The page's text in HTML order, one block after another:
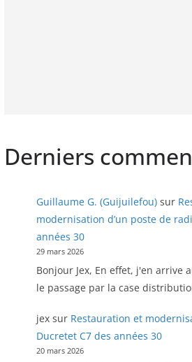
Derniers
Guillaume G. (Guijuilefou)sur
modernisation d’un poste de
années 30
29 mars 2026
Bonjour Jex, En effet, j'en arrive
le passage par la case
jexsur Restauration et
Ducretet C7 des années 30
20 mars 2026